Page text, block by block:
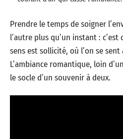
Prendre le temps de soigner
l’autre plus qu’un instant :
sens est sollicité, où l’on se
L’ambiance romantique, loin
le socle d’un souvenir à deux.